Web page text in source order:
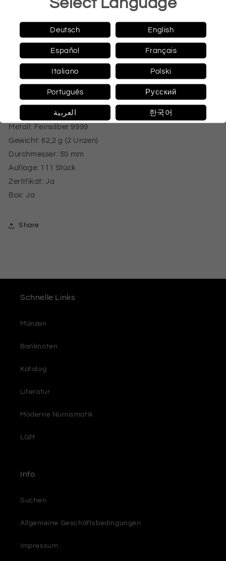
unseren Ängsten messen lässt. Sobald wir sie überwinden,
Numismatische Daten
Nennwert: 5 Dollars
Land: Niue
Münzstätte: Le Grand Mint
Prägequalität: Ultra Hochrelief Dark Gilded Proof
Metall: Feinsilber 9999
Gewicht: 62,2 g (2 Unzen)
Durchmesser: 50 mm
Auflage: 111 Stück
Zertifikat: Ja
Box: Ja
Share
Schnelle Links
Münzen
Banknoten
Katalog
Literatur
Moderne Numismatik
LGM
Info
Suchen
Allgemeine Geschäftsbedingungen
Impressum
Deutsch English
Español Français
Italiano Polski
Português Русский
العربية 한국어